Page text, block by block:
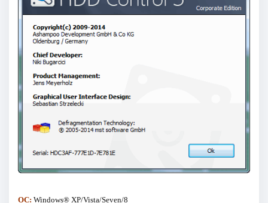
ОС: Windows® XP/Vista/Seven/8